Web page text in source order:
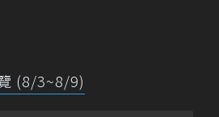
(8/3~8/9)